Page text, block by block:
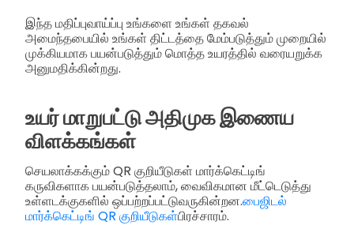
இந்த மதிப்புவாய்ப்பு உங்களை உங்கள் தகவல்
அமைந்தபையில் உங்கள் திட்டத்தை மேம்படுத்தும் முறையில்
முக்கியமாக பயன்படுத்தும் மொத்த உயரத்தில் வரையறுக்க
அனுமதிக்கின்றது.
உயர் மாறுபட்டு அதிமுக இணைய
விளக்கங்கள்
செயலாக்கக்கும் QR குறியீடுகள் மார்க்கெட்டிங்
கருவிகளாக பயன்படுத்தலாம், வைவிகமான மீட்டெடுத்து
உள்ளடக்குகளில் ஒப்பற்றப்பட்டுவருகின்றன.பைஜிடல்
மார்க்கெட்டிங் QR குறியீடுகள்பிரச்சாரம்.